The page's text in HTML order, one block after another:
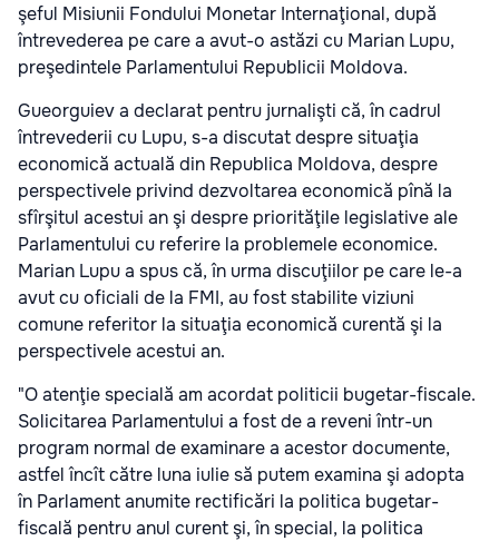
şeful Misiunii Fondului Monetar Internaţional, după
întrevederea pe care a avut-o astăzi cu Marian Lupu,
preşedintele Parlamentului Republicii Moldova.
Gueorguiev a declarat pentru jurnalişti că, în cadrul
întrevederii cu Lupu, s-a discutat despre situaţia
economică actuală din Republica Moldova, despre
perspectivele privind dezvoltarea economică pînă la
sfîrşitul acestui an şi despre priorităţile legislative ale
Parlamentului cu referire la problemele economice.
Marian Lupu a spus că, în urma discuţiilor pe care le-a
avut cu oficiali de la FMI, au fost stabilite viziuni
comune referitor la situaţia economică curentă şi la
perspectivele acestui an.
"O atenţie specială am acordat politicii bugetar-fiscale.
Solicitarea Parlamentului a fost de a reveni într-un
program normal de examinare a acestor documente,
astfel încît către luna iulie să putem examina şi adopta
în Parlament anumite rectificări la politica bugetar-
fiscală pentru anul curent şi, în special, la politica